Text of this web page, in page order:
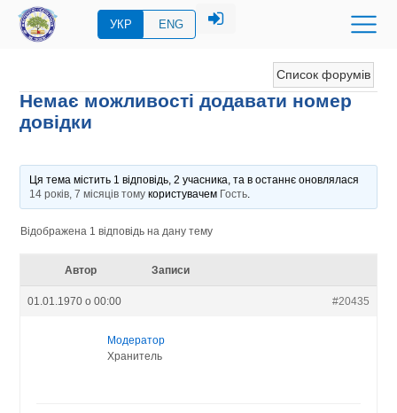
УКР ENG
Список форумів
Немає можливості додавати номер
довідки
Ця тема містить 1 відповідь, 2 учасника, та в останнє оновлялася
14 років, 7 місяців томукористувачем Гость.
Відображена 1 відповідь на дану тему
Автор Записи
01.01.1970 о 00:00 #20435
Модератор
Хранитель